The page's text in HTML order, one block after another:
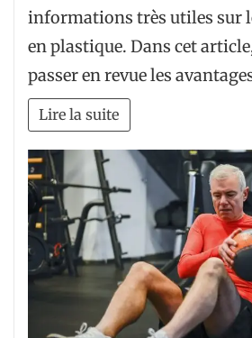
informations très utiles sur
en plastique. Dans cet
passer en revue les
Lire la suite